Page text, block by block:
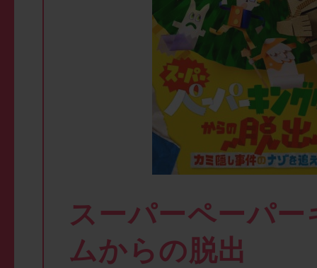
スーパーペーパー
ムからの脱出